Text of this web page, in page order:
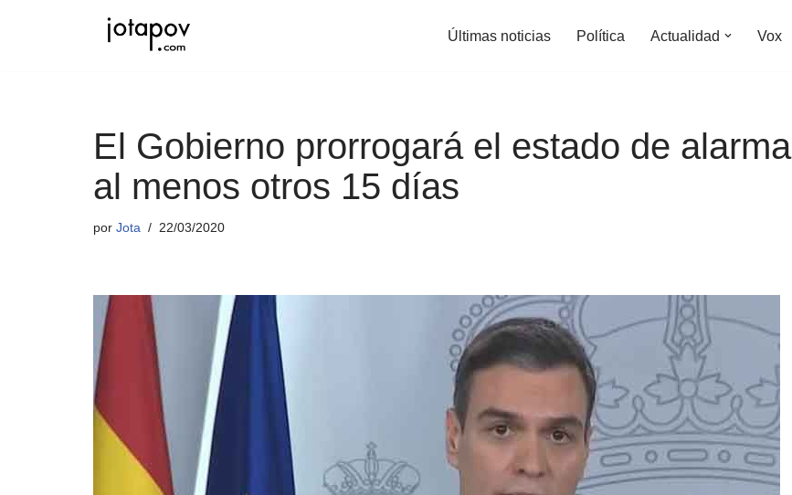
Últimas noticias Política Actualidad Vox
El Gobierno prorrogará el estado de alarma
al menos otros 15 días
por Jota 22/03/2020